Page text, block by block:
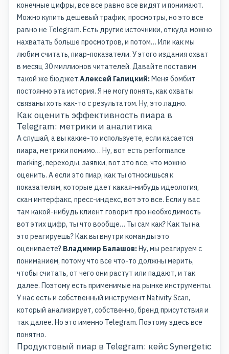
конечные цифры, все все равно все видят и понимают.
Можно купить дешевый трафик, просмотры, но это все
равно не Telegram. Есть другие источники, откуда можно
нахватать больше просмотров, и потом… Или как мы
любим считать, пиар-показатели. У этого издания охват
в месяц 30 миллионов читателей. Давайте поставим
такой же бюджет.Алексей Галицкий:Меня бомбит
постоянно эта история. Я не могу понять, как охваты
связаны хоть как-то с результатом. Ну, это ладно.
Как оценить эффективность пиара в
Telegram: метрики и аналитика
А слушай, а вы какие-то используете, если касается
пиара, метрики помимо… Ну, вот есть performance
marking, переходы, заявки, вот это все, что можно
оценить. А если это пиар, как ты относишься к
показателям, которые дает какая-нибудь идеология,
скан интерфакс, пресс-индекс, вот это все. Если у вас
там какой-нибудь клиент говорит про необходимость
вот этих цифр, ты что вообще… Ты сам как? Как ты на
это реагируешь? Как вы внутри команды это
оцениваете? Владимир Балашов:Ну, мы реагируем с
пониманием, потому что все что-то должны мерить,
чтобы считать, от чего они растут или падают, и так
далее. Поэтому есть применимые на рынке инструменты.
У нас есть и собственный инструмент Nativity Scan,
который анализирует, собственно, бренд присутствия и
так далее. Но это именно Telegram. Поэтому здесь все
понятно.
Продуктовый пиар в Telegram: кейс Synergetic